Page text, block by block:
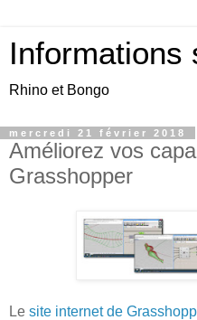
Informations
Rhino et Bongo
mercredi 21 février 2018
Améliorez vos
Grasshopper
Le site internet de